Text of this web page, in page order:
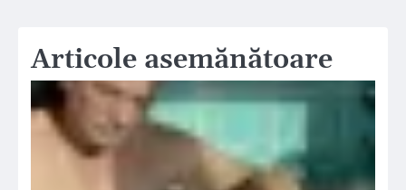
Articole asemănătoare